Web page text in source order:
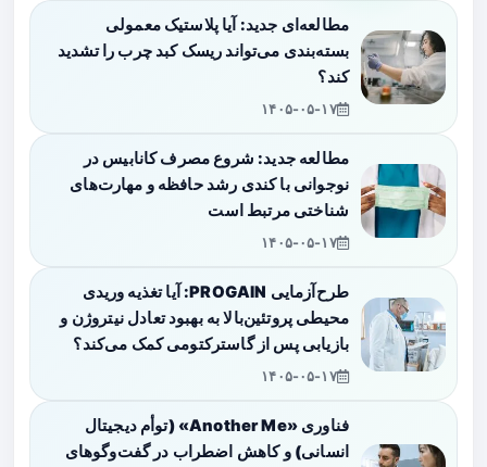
مطالعه‌ای جدید: آیا پلاستیک معمولی
بسته‌بندی می‌تواند ریسک کبد چرب را تشدید
کند؟
۱۴۰۵-۰۵-۱۷
مطالعه جدید: شروع مصرف کانابیس در
نوجوانی با کندی رشد حافظه و مهارت‌های
شناختی مرتبط است
۱۴۰۵-۰۵-۱۷
طرح‌آزمایی PROGAIN: آیا تغذیه وریدی
محیطی پروتئین‌بالا به بهبود تعادل نیتروژن و
بازیابی پس از گاسترکتومی کمک می‌کند؟
۱۴۰۵-۰۵-۱۷
فناوری «Another Me» (توأم دیجیتال
انسانی) و کاهش اضطراب در گفت‌وگوهای